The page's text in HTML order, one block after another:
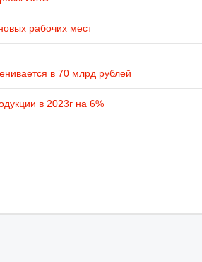
рабочих мест
в 70 млрд рублей
в 2023г на 6%